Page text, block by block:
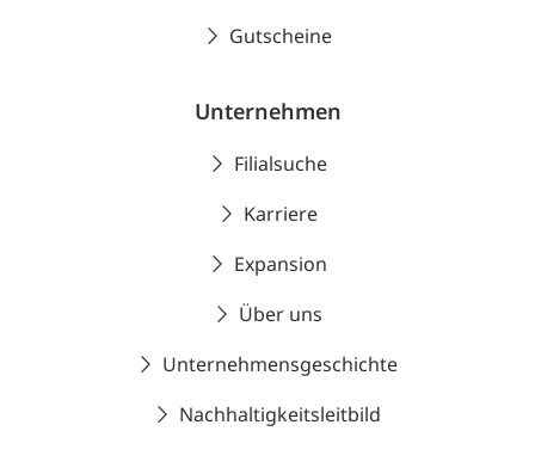
Gutscheine
Unternehmen
Filialsuche
Karriere
Expansion
Über uns
Unternehmensgeschichte
Nachhaltigkeitsleitbild